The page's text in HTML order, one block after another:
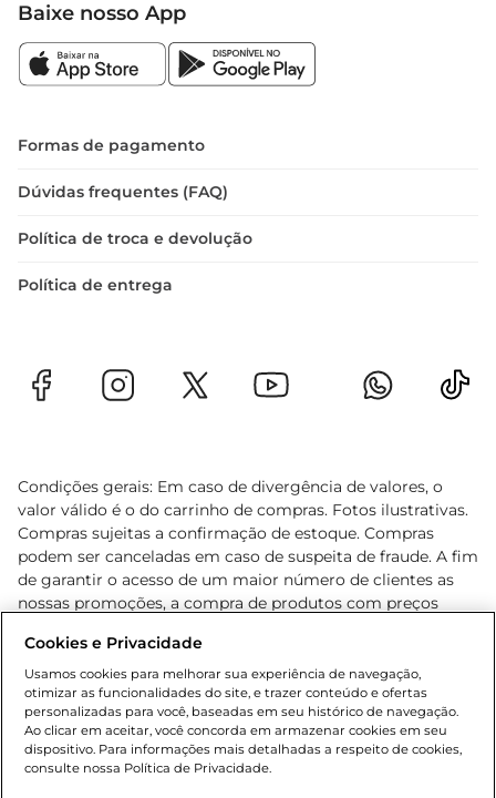
Baixe nosso App
Formas de pagamento
Dúvidas frequentes (FAQ)
Política de troca e devolução
Política de entrega
Condições gerais: Em caso de divergência de valores, o
valor válido é o do carrinho de compras. Fotos ilustrativas.
Compras sujeitas a confirmação de estoque. Compras
podem ser canceladas em caso de suspeita de fraude. A fim
de garantir o acesso de um maior número de clientes as
nossas promoções, a compra de produtos com preços
cliente. Os preços, ofertas e condições são exclusivos para
o e-commerce e válidos durante o dia de hoje, podendo
sofrer alterações sem prévia notificação. Proibida a venda
de bebidas alcoólicas para menores de 18 anos, conforme
Lei n.º 8069/90, art. 81, inciso II (Estatuto da Criança e do
Adolescente). Preços e condições exclusivos para o
Cookies e Privacidade
Usamos cookies para melhorar sua experiência de navegação,
otimizar as funcionalidades do site, e trazer conteúdo e ofertas
personalizadas para você, baseadas em seu histórico de navegação.
Ao clicar em aceitar, você concorda em armazenar cookies em seu
dispositivo. Para informações mais detalhadas a respeito de cookies,
consulte nossa Política de Privacidade.